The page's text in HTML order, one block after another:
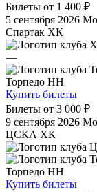
Билеты от 1 400 ₽
5 сентября 2026
Спартак ХК
—
Торпедо НН
Купить билеты
Билеты от 3 000 ₽
9 сентября 2026
ЦСКА ХК
Торпедо НН
Купить билеты